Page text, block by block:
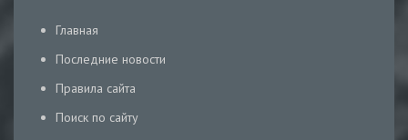
Главная
Последние новости
Правила сайта
Поиск по сайту